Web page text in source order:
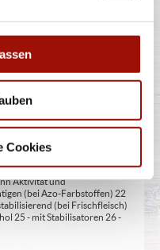
Cookies
3 - mit
en (bei Fleischerzeugnissen)
bei Tafelsüßen zusätzlich
wirken (zusätzlich zur
16 - chininhaltig 17 -
19 - mit
Aktivität und
(bei Azo-Farbstoffen) 22
(bei Frischfleisch)
25 - mit Stabilisatoren 26 -